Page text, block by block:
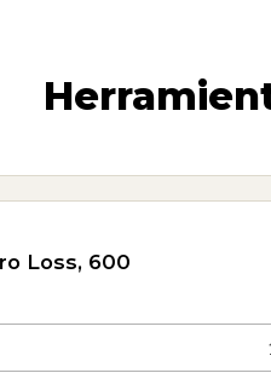
Loss, 600